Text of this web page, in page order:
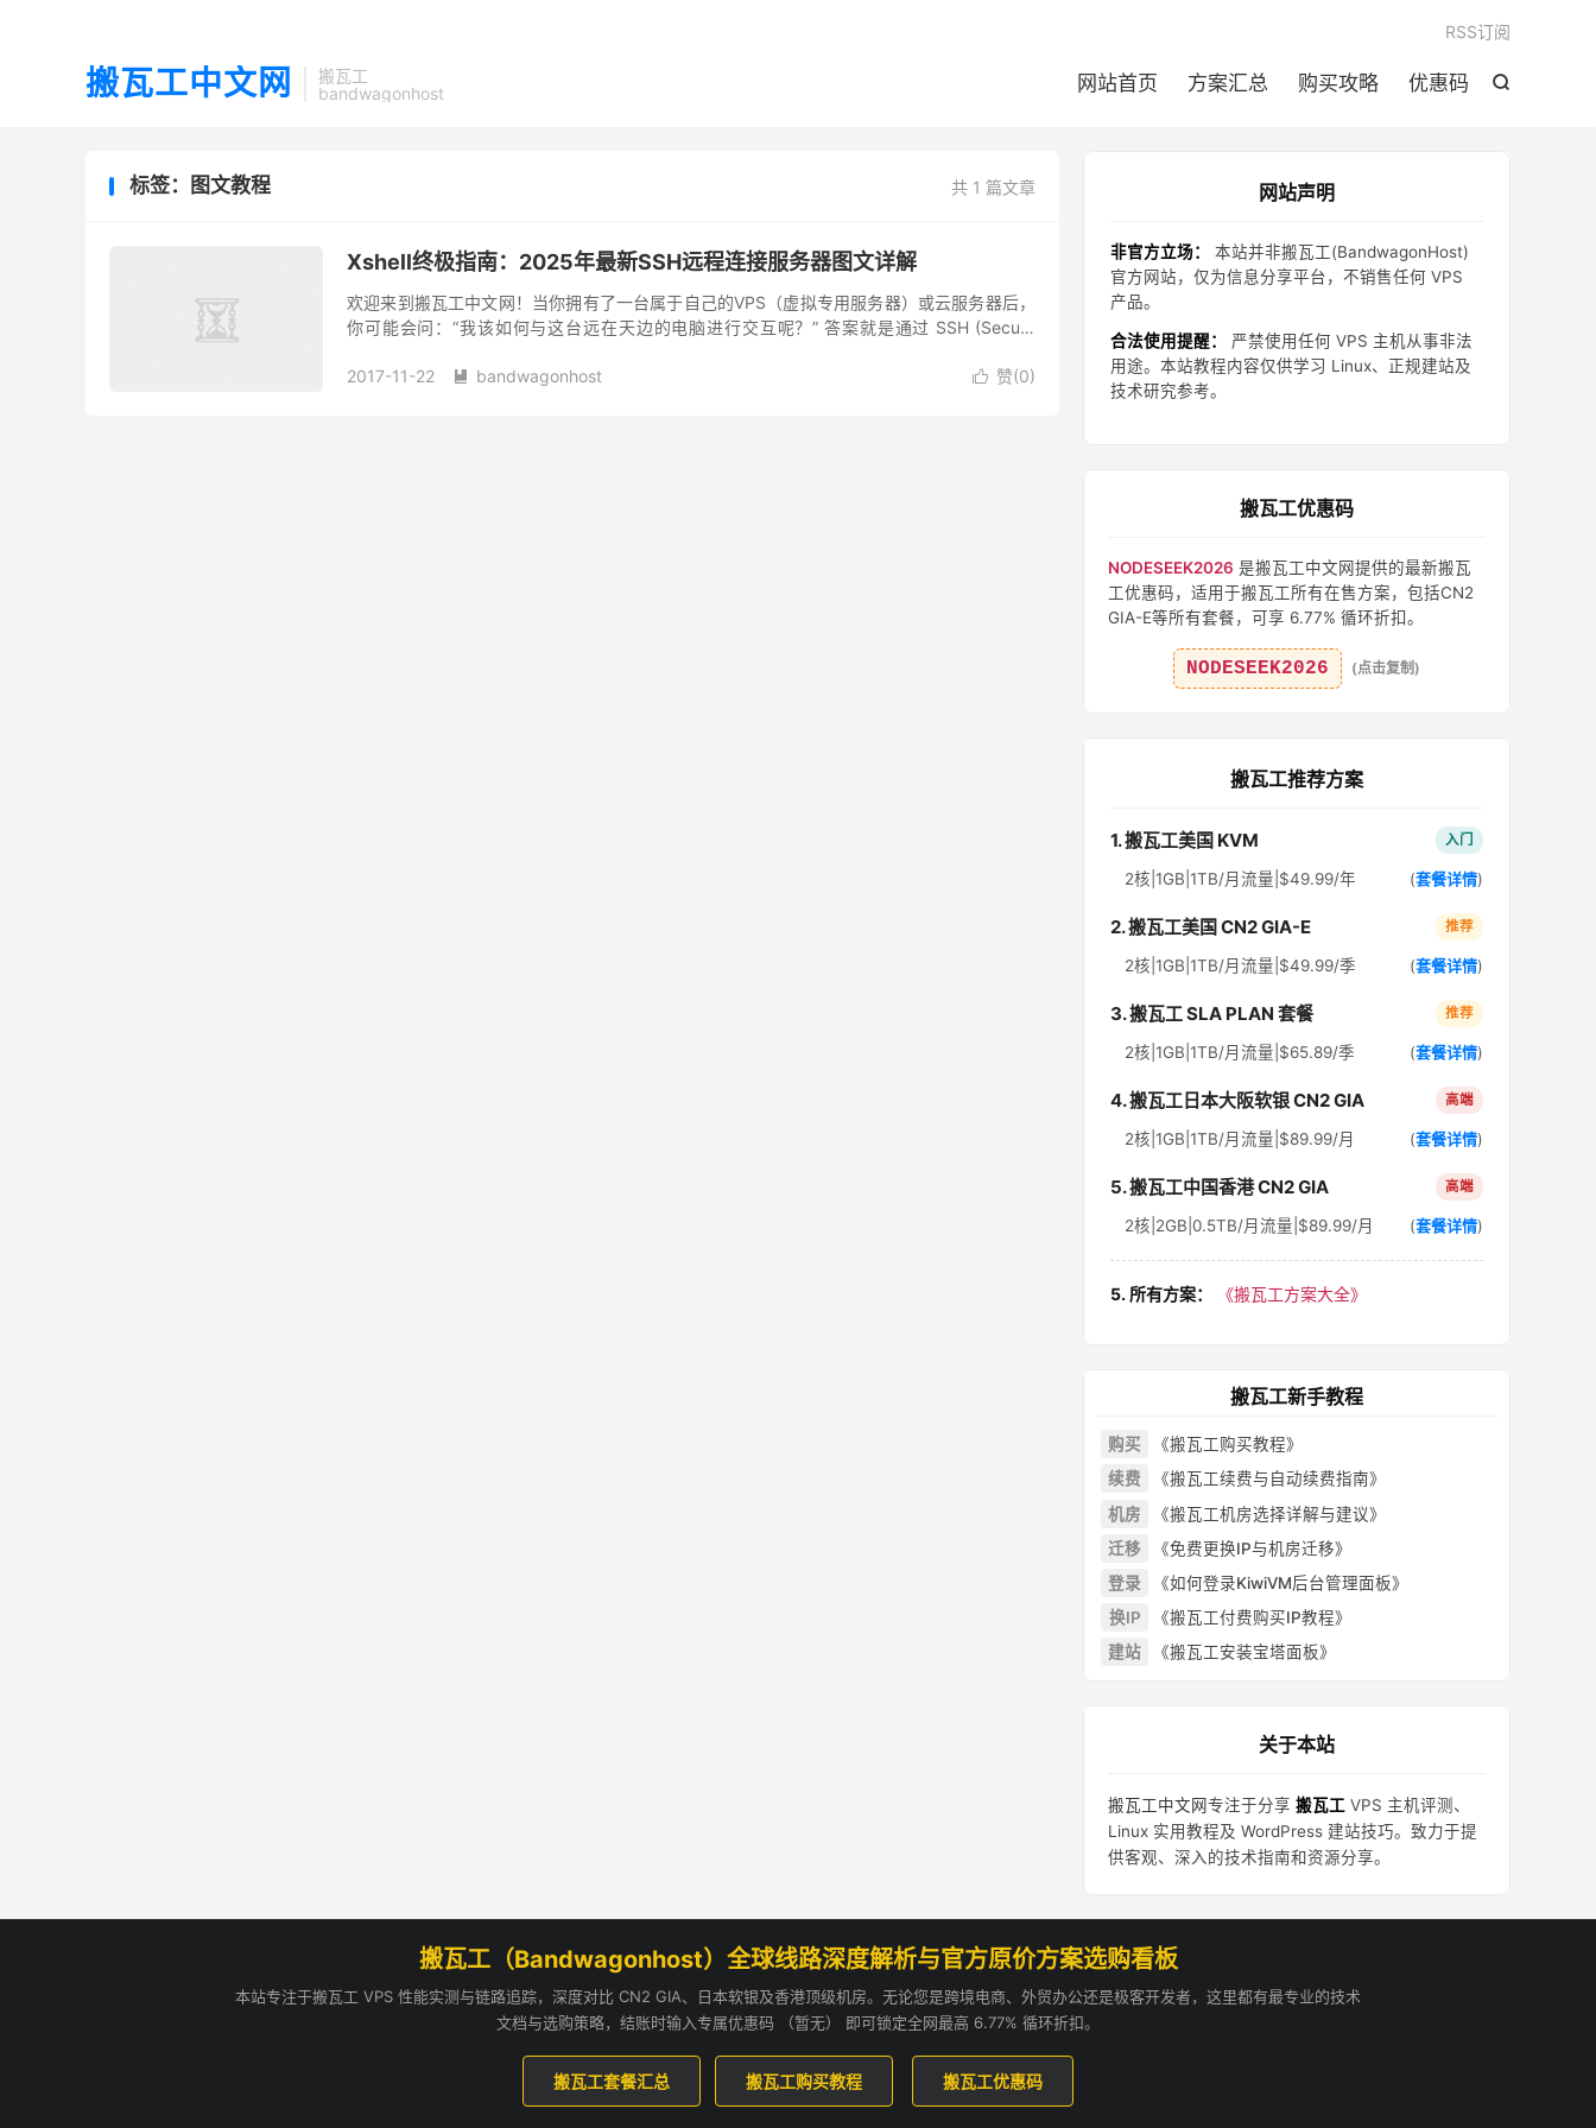
搬瓦工中文网
搬瓦工
bandwagonhost

网站首页 方案汇总 购买攻略 优惠码
RSS订阅
共 1 篇文章
标签：图文教程
Xshell终极指南：2025年最新SSH远程连接服务器图文详解
欢迎来到搬瓦工中文网！当你拥有了一台属于自己的VPS（虚拟专用服务器）或云服务器后，
你可能会问：“我该如何与这台远在天边的电脑进行交互呢？” 答案就是通过 SSH (Secure
 赞(0)
2017-11-22  bandwagonhost
网站声明
非官方立场：
本站并非搬瓦工(BandwagonHost)
官方网站，仅为信息分享平台，不销售任何 VPS
产品。
合法使用提醒：
严禁使用任何 VPS 主机从事非法
用途。本站教程内容仅供学习 Linux、正规建站及
技术研究参考。
搬瓦工优惠码
NODESEEK2026 是搬瓦工中文网提供的最新搬瓦
工优惠码，适用于搬瓦工所有在售方案，包括CN2
GIA-E等所有套餐，可享 6.77% 循环折扣。
NODESEEK2026 (点击复制)
搬瓦工推荐方案
1. 搬瓦工美国 KVM 入门
2核|1GB|1TB/月流量|$49.99/年 (套餐详情)
2. 搬瓦工美国 CN2 GIA-E 推荐
2核|1GB|1TB/月流量|$49.99/季 (套餐详情)
3. 搬瓦工 SLA PLAN 套餐 推荐
2核|1GB|1TB/月流量|$65.89/季 (套餐详情)
4. 搬瓦工日本大阪软银 CN2 GIA 高端
2核|1GB|1TB/月流量|$89.99/月 (套餐详情)
5. 搬瓦工中国香港 CN2 GIA 高端
2核|2GB|0.5TB/月流量|$89.99/月 (套餐详情)
5. 所有方案： 《搬瓦工方案大全》
搬瓦工新手教程
购买
《搬瓦工购买教程》
续费
《搬瓦工续费与自动续费指南》
机房
《搬瓦工机房选择详解与建议》
迁移
《免费更换IP与机房迁移》
登录
《如何登录KiwiVM后台管理面板》
换IP
《搬瓦工付费购买IP教程》
建站
《搬瓦工安装宝塔面板》
关于本站
搬瓦工中文网专注于分享 搬瓦工 VPS 主机评测、
Linux 实用教程及 WordPress 建站技巧。致力于提
供客观、深入的技术指南和资源分享。
搬瓦工（Bandwagonhost）全球线路深度解析与官方原价方案选购看板
本站专注于搬瓦工 VPS 性能实测与链路追踪，深度对比 CN2 GIA、日本软银及香港顶级机房。无论您是跨境电商、外贸办公还是极客开发者，这里都有最专业的技术
文档与选购策略，结账时输入专属优惠码 （暂无） 即可锁定全网最高 6.77% 循环折扣。
搬瓦工套餐汇总 搬瓦工购买教程 搬瓦工优惠码